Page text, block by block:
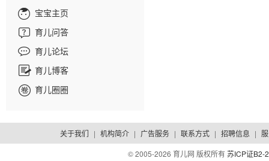
宝宝主页
育儿问答
育儿论坛
育儿博客
育儿圈圈
关于我们 | 机构简介 | 广告服务 | 联系方式 | 招聘信息 |
© 2005-2026 育儿网 版权所有苏ICP证B2-